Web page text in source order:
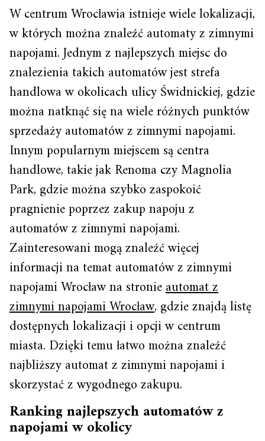
W centrum Wrocławia istnieje wiele lokalizacji,
w których można znaleźć automaty z zimnymi
napojami. Jednym z najlepszych miejsc do
znalezienia takich automatów jest strefa
handlowa w okolicach ulicy Świdnickiej, gdzie
można natknąć się na wiele różnych punktów
sprzedaży automatów z zimnymi napojami.
Innym popularnym miejscem są centra
handlowe, takie jak Renoma czy Magnolia
Park, gdzie można szybko zaspokoić
pragnienie poprzez zakup napoju z
automatów z zimnymi napojami.
Zainteresowani mogą znaleźć więcej
informacji na temat automatów z zimnymi
napojami Wrocław na stronieautomat z
zimnymi napojami Wrocław, gdzie znajdą listę
dostępnych lokalizacji i opcji w centrum
miasta. Dzięki temu łatwo można znaleźć
najbliższy automat z zimnymi napojami i
skorzystać z wygodnego zakupu.
Ranking najlepszych automatów z
napojami w okolicy